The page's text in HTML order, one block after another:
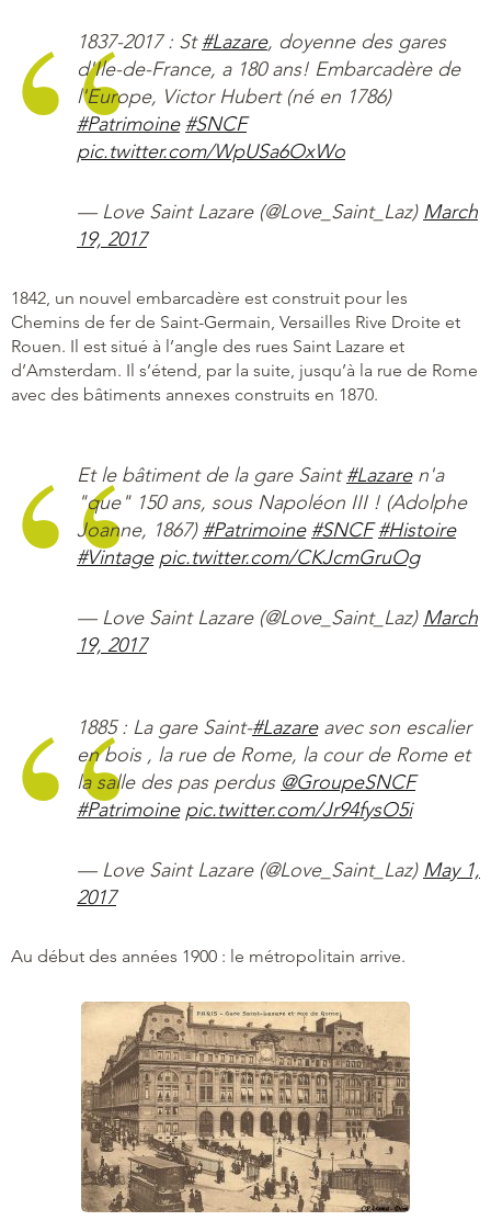
1837-2017 : St#Lazare, doyenne des gares
d'Ile-de-France, a 180 ans! Embarcadère de
l'Europe, Victor Hubert (né en 1786)
#Patrimoine #SNCF
pic.twitter.com/WpUSa6OxWo
— Love Saint Lazare (@Love_Saint_Laz) March
19, 2017
1842, un nouvel embarcadère est construit pour les
Chemins de fer de Saint-Germain, Versailles Rive Droite et
Rouen. Il est situé à l’angle des rues Saint Lazare et
d’Amsterdam. Il s’étend, par la suite, jusqu’à la rue de Rome
avec des bâtiments annexes construits en 1870.
Et le bâtiment de la gare Saint#Lazaren'a
"que" 150 ans, sous Napoléon III ! (Adolphe
Joanne, 1867) #Patrimoine #SNCF #Histoire
#Vintage pic.twitter.com/CKJcmGruOg
— Love Saint Lazare (@Love_Saint_Laz) March
19, 2017
1885 : La gare Saint-#Lazareavec son escalier
en bois , la rue de Rome, la cour de Rome et
la salle des pas perdus @GroupeSNCF
#Patrimoine pic.twitter.com/Jr94fysO5i
— Love Saint Lazare (@Love_Saint_Laz) May 1,
2017
Au début des années 1900 : le métropolitain arrive.